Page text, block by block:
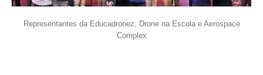
Representantes da Educadronez, Drone na Escola e Aerospace
Complex